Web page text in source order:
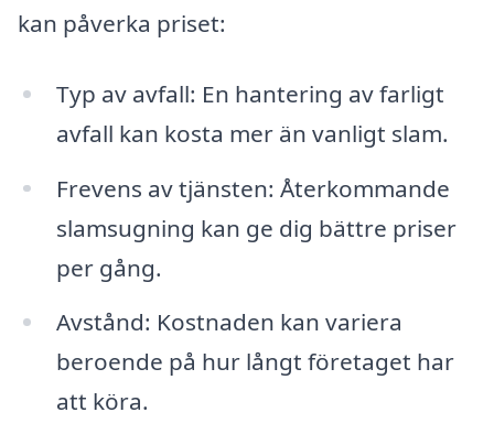
kan påverka priset:
Typ av avfall: En hantering av farligt
avfall kan kosta mer än vanligt slam.
Frevens av tjänsten: Återkommande
slamsugning kan ge dig bättre priser
per gång.
Avstånd: Kostnaden kan variera
beroende på hur långt företaget har
att köra.